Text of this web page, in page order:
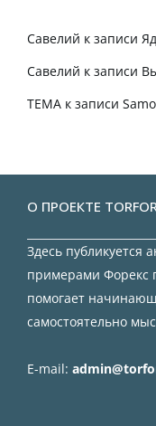
Савелий к записи
Савелий к записи
TEMA к записи
О ПРОЕКТЕ
Здесь публикуется
примерами Форекс
помогает
самостоятельно
E-mail: